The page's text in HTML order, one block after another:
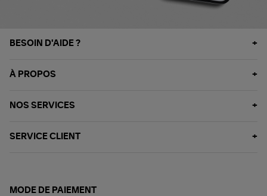
BESOIN D'AIDE ?
À PROPOS
NOS SERVICES
SERVICE CLIENT
MODE DE PAIEMENT